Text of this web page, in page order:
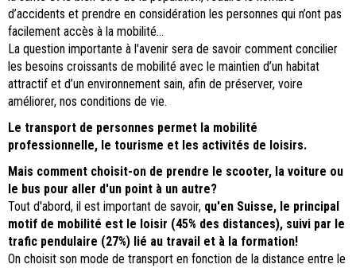
d’accidents et prendre en considération les personnes qui n’ont pas
facilement accès à la mobilité...
La question importante à l'avenir sera de savoir comment concilier
les besoins croissants de mobilité avec le maintien d’un habitat
attractif et d’un environnement sain, afin de préserver, voire
améliorer, nos conditions de vie.
Le transport de personnes permet la mobilité
professionnelle, le tourisme et les activités de loisirs.
Mais comment choisit-on de prendre le scooter, la voiture ou
le bus pour aller d'un point à un autre?
Tout d'abord, il est important de savoir, qu'en Suisse, le principal
motif de mobilité est le loisir (45% des distances), suivi par le
trafic pendulaire (27%) lié au travail et à la formation!
On choisit son mode de transport en fonction de la distance entre le